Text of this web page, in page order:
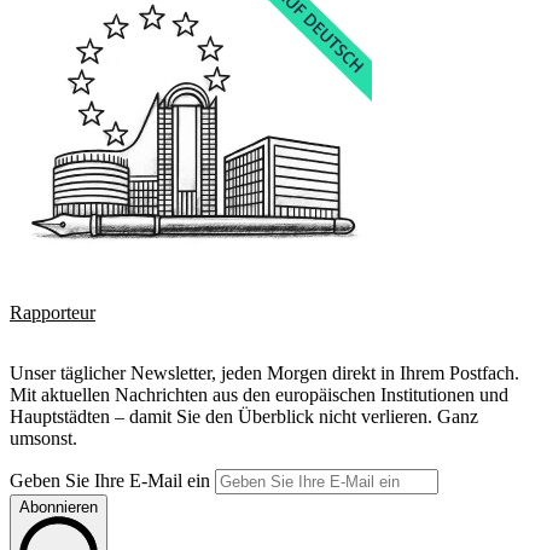
Rapporteur
Unser täglicher Newsletter, jeden Morgen direkt in Ihrem Postfach.
Mit aktuellen Nachrichten aus den europäischen Institutionen und
Hauptstädten – damit Sie den Überblick nicht verlieren. Ganz
umsonst.
Geben Sie Ihre E-Mail ein
Abonnieren